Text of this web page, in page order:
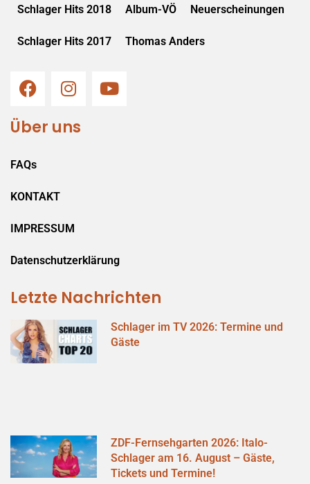
Schlager Hits 2018 Album-VÖ Neuerscheinungen
Schlager Hits 2017 Thomas Anders
Über uns
FAQs
KONTAKT
IMPRESSUM
Datenschutzerklärung
Letzte Nachrichten
Schlager im TV 2026: Termine und
Gäste
ZDF-Fernsehgarten 2026: Italo-
Schlager am 16. August – Gäste,
Tickets und Termine!